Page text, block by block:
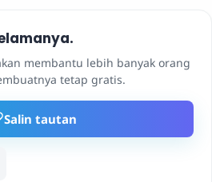
membantu lebih banyak orang
tetap gratis.
Salin tautan